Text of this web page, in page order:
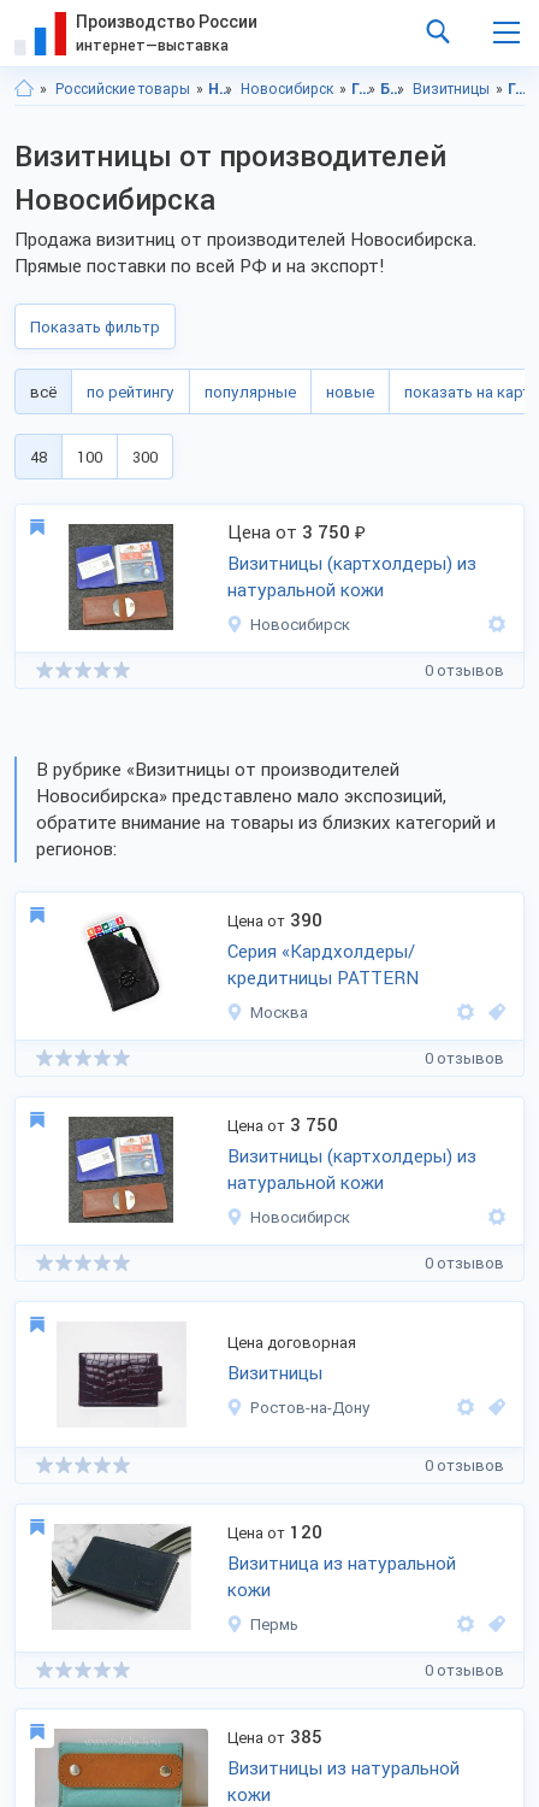
Производство России
интернет—выставка
Российские товары Новосибирская область Новосибирск Галантерея Бумажники Визитницы Галантерея, Новосибирская область
Визитницы от производителей
Новосибирска
Продажа визитниц от производителей Новосибирска.
Прямые поставки по всей РФ и на экспорт!
Показать фильтр
всё по рейтингу популярные новые показать на карте
48 100 300
Цена от 3 750 ₽
Визитницы (картхолдеры) из
натуральной кожи
Новосибирск
0 отзывов
В рубрике «Визитницы от производителей
Новосибирска» представлено мало экспозиций,
обратите внимание на товары из близких категорий и
регионов:
Цена от 390
Серия «Кардхолдеры/
кредитницы PATTERN
Москва
0 отзывов
Цена от 3 750
Визитницы (картхолдеры) из
натуральной кожи
Новосибирск
0 отзывов
Цена договорная
Визитницы
Ростов-на-Дону
0 отзывов
Цена от 120
Визитница из натуральной
кожи
Пермь
0 отзывов
Цена от 385
Визитницы из натуральной
кожи